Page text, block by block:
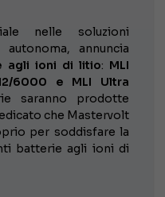
nelle soluzioni
annuncia
agli ioni di litio: MLI
6000 e MLI Ultra
saranno prodotte
che Mastervolt
per soddisfare la
batterie agli ioni di